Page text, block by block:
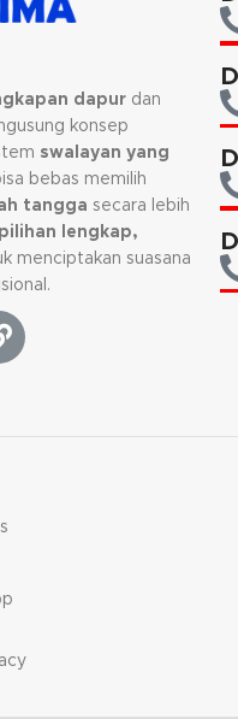
dapur dan
konsep
swalayan yang
bebas memilih
tangga secara lebih
pilihan lengkap,
menciptakan suasana